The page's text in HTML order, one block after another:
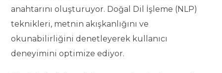
anahtarını oluşturuyor. Doğal Dil İşleme (NLP)
teknikleri, metnin akışkanlığını ve
okunabilirliğini denetleyerek kullanıcı
deneyimini optimize ediyor.